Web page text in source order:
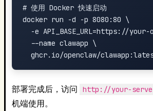
# 使用 Docker 快速启动
docker run -d -p 8080:80 \
-e API_BASE_URL=https://your-
  --name clawapp \
部署完成后，访问 http://your-
机端使用。